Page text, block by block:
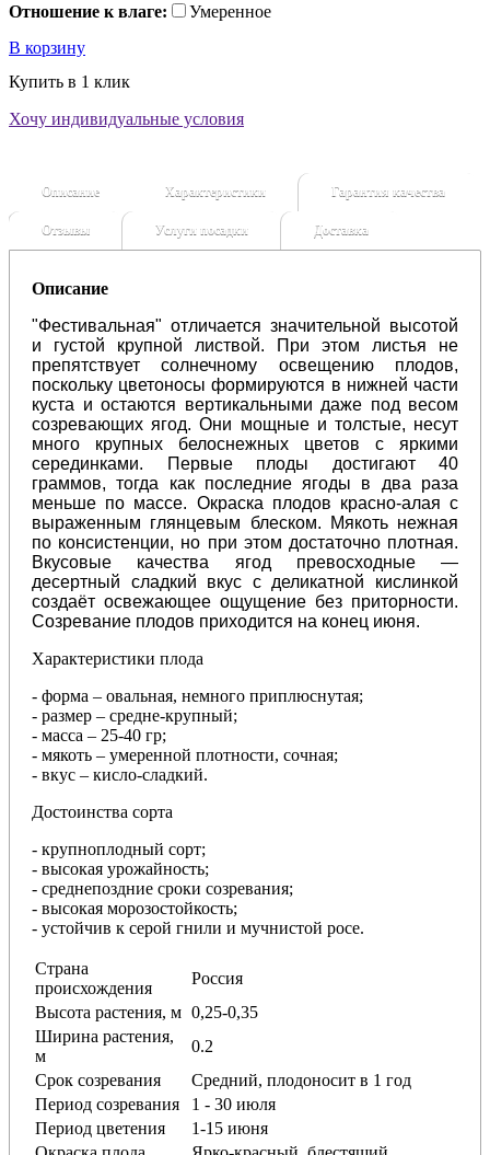
Отношение к влаге:
Умеренное
В корзину
Купить в 1 клик
Хочу индивидуальные условия
Описание Характеристики Гарантия качества
Отзывы Услуги посадки Доставка
Описание
"Фестивальная" отличается значительной высотой
и густой крупной листвой. При этом листья не
препятствует солнечному освещению плодов,
поскольку цветоносы формируются в нижней части
куста и остаются вертикальными даже под весом
созревающих ягод. Они мощные и толстые, несут
много крупных белоснежных цветов с яркими
серединками. Первые плоды достигают 40
граммов, тогда как последние ягоды в два раза
меньше по массе. Окраска плодов красно-алая с
выраженным глянцевым блеском. Мякоть нежная
по консистенции, но при этом достаточно плотная.
Вкусовые качества ягод превосходные —
десертный сладкий вкус с деликатной кислинкой
создаёт освежающее ощущение без приторности.
Созревание плодов приходится на конец июня.
Характеристики плода
- форма – овальная, немного приплюснутая;
- размер – средне-крупный;
- масса – 25-40 гр;
- мякоть – умеренной плотности, сочная;
- вкус – кисло-сладкий.
Достоинства сорта
- крупноплодный сорт;
- высокая урожайность;
- среднепоздние сроки созревания;
- высокая морозостойкость;
- устойчив к серой гнили и мучнистой росе.
Страна
происхождения
Россия
Высота растения, м 0,25-0,35
Ширина растения,
м
0.2
Срок созревания
Средний, плодоносит в 1 год
Период созревания
1 - 30 июля
Период цветения
1-15 июня